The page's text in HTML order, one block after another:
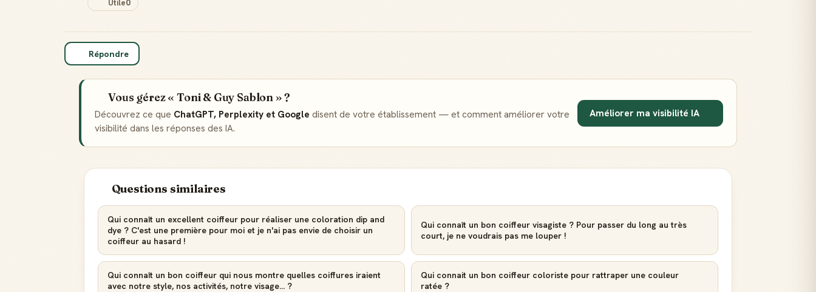
Utile0
Répondre
Vous gérez « Toni & Guy Sablon » ?
Découvrez ce que ChatGPT, Perplexity et Google disent de votre établissement — et comment améliorer votre
visibilité dans les réponses des IA.
Améliorer ma visibilité IA
Questions similaires
Qui connaît un excellent coiffeur pour réaliser une coloration dip and
dye ? C'est une première pour moi et je n'ai pas envie de choisir un
coiffeur au hasard !
Qui connaît un bon coiffeur visagiste ? Pour passer du long au très
court, je ne voudrais pas me louper !
Qui connaît un bon coiffeur qui nous montre quelles coiffures iraient
avec notre style, nos activités, notre visage... ?
Qui connait un bon coiffeur coloriste pour rattraper une couleur
ratée ?